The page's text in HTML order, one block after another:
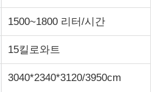
1500~1800 리터/시간
15킬로와트
3040*2340*3120/3950cm